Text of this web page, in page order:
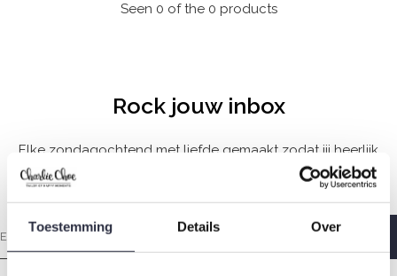
Toestemming Details Over
Seen 0 of the 0 products
Rock jouw inbox
Elke zondagochtend met liefde gemaakt zodat jij heerlijk